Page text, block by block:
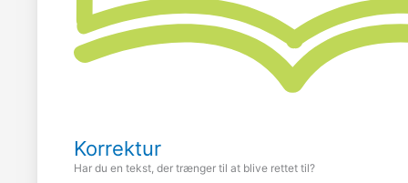
Korrektur
Har du en tekst, der trænger til at blive rettet til?